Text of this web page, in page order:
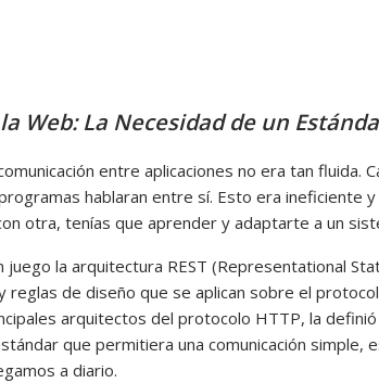
Web: La Necesidad de un
entre aplicaciones no era tan fluida.
hablaran entre sí. Esto era ineficiente
otra, tenías que aprender y adaptarte a un
juego la arquitectura REST (Representational
reglas de diseño que se aplican sobre el
arquitectos del protocolo HTTP, la
que permitiera una comunicación simple,
a diario.